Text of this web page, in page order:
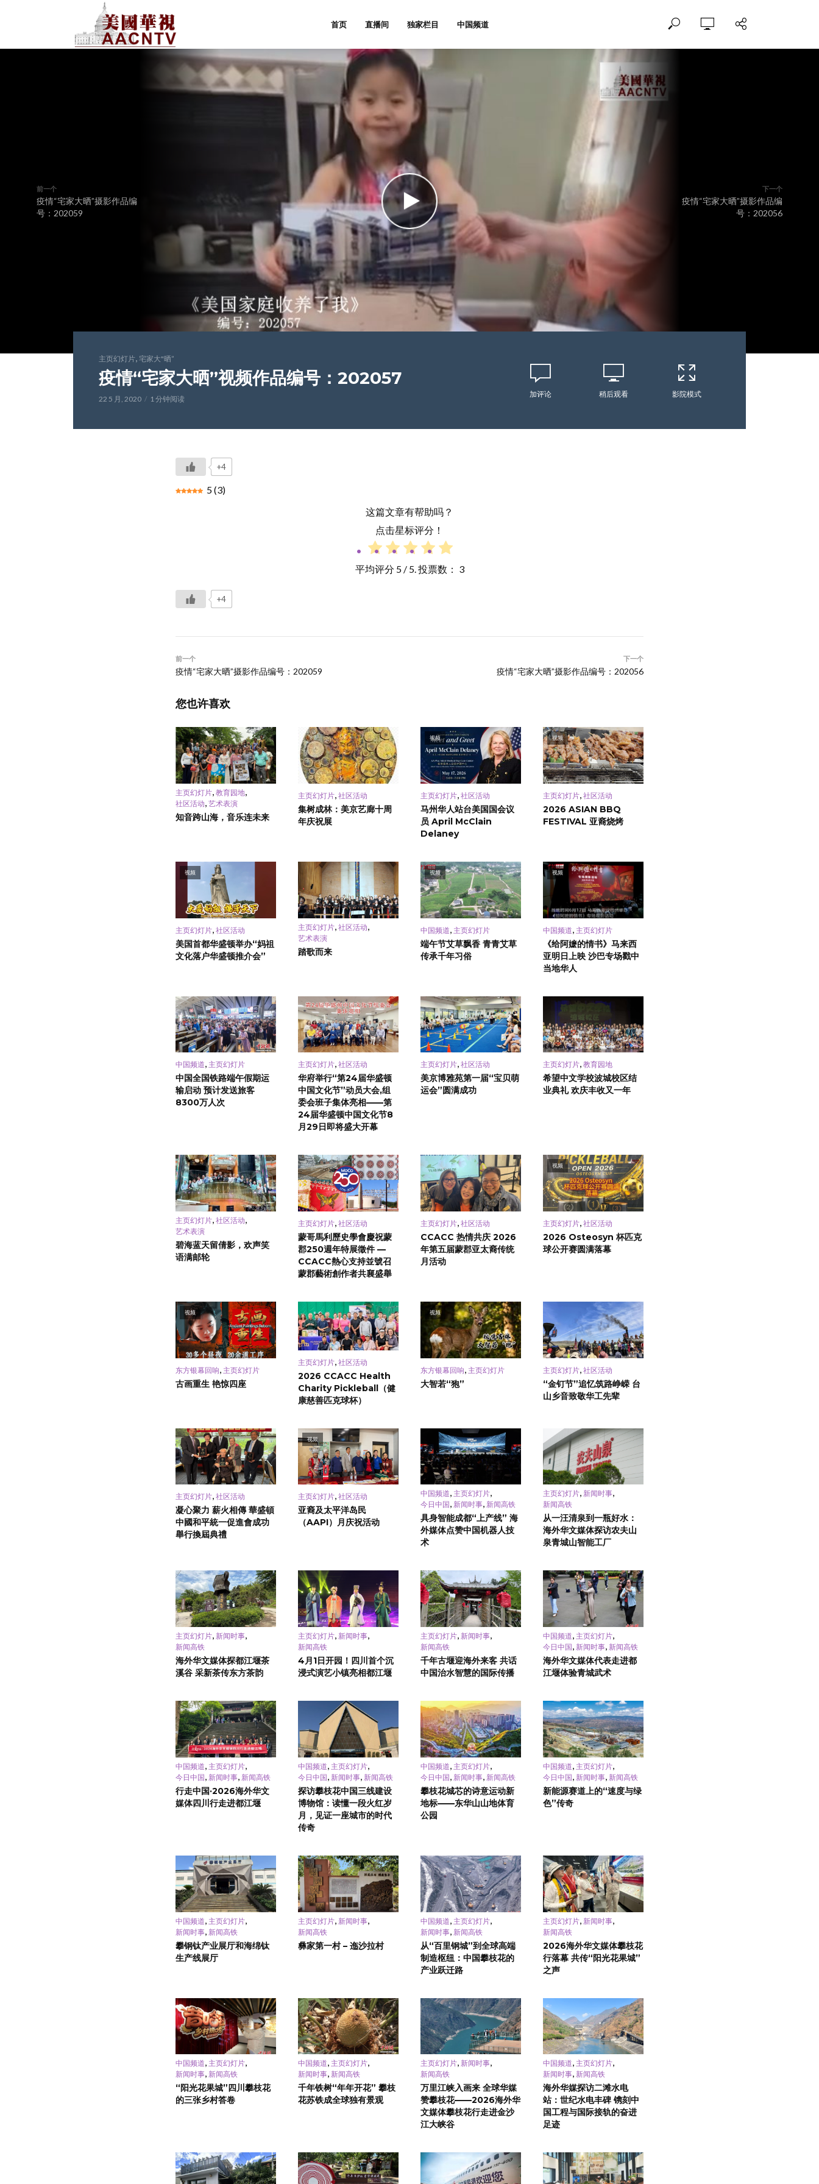
首页 直播间 独家栏目 中国频道
前一个
疫情“宅家大晒”摄影作品编
号：202059
下一个
疫情“宅家大晒”摄影作品编
号：202056
主页幻灯片, 宅家大"晒”
疫情“宅家大晒”视频作品编号：202057
22 5 月, 2020 1 分钟阅读
加评论 稍后观看 影院模式
+4
5(3)
这篇文章有帮助吗？
点击星标评分！
平均评分 5/ 5. 投票数： 3
+4
前一个
疫情“宅家大晒”摄影作品编号：202059
下一个
疫情“宅家大晒”摄影作品编号：202056
您也许喜欢
主页幻灯片 教育园地
社区活动 艺术表演
知音跨山海，音乐连未来
主页幻灯片 社区活动
集树成林：美京艺廊十周
年庆祝展
视频
主页幻灯片 社区活动
马州华人站台美国国会议
员 April McClain
Delaney
视频
主页幻灯片 社区活动
2026 ASIAN BBQ
FESTIVAL 亚裔烧烤
视频
主页幻灯片 社区活动
美国首都华盛顿举办“妈祖
文化落户华盛顿推介会”
主页幻灯片 社区活动
艺术表演
踏歌而来
视频
中国频道 主页幻灯片
端午节艾草飘香 青青艾草
传承千年习俗
视频
中国频道 主页幻灯片
《给阿嬷的情书》马来西
亚明日上映 沙巴专场戳中
当地华人
中国频道, 主页幻灯片
中国全国铁路端午假期运
输启动 预计发送旅客
8300万人次
主页幻灯片, 社区活动
华府举行“第24届华盛顿
中国文化节”动员大会,组
委会班子集体亮相——第
24届华盛顿中国文化节8
月29日即将盛大开幕
主页幻灯片, 社区活动
美京博雅苑第一届“宝贝萌
运会”圆满成功
主页幻灯片, 教育园地
希望中文学校波城校区结
业典礼 欢庆丰收又一年
主页幻灯片, 社区活动,
艺术表演
碧海蓝天留倩影，欢声笑
语满邮轮
主页幻灯片, 社区活动
蒙哥馬利歷史學會慶祝蒙
郡250週年特展徵件 —
CCACC熱心支持並號召
蒙郡藝術創作者共襄盛舉
主页幻灯片, 社区活动
CCACC 热情共庆 2026
年第五届蒙郡亚太裔传统
月活动
视频
主页幻灯片, 社区活动
2026 Osteosyn 杯匹克
球公开赛圆满落幕
视频
东方银幕回响, 主页幻灯片
古画重生 艳惊四座
主页幻灯片 社区活动
2026 CCACC Health
Charity Pickleball（健
康慈善匹克球杯）
视频
东方银幕回响, 主页幻灯片
大智若“狍”
主页幻灯片, 社区活动
“金钉节”追忆筑路峥嵘 台
山乡音致敬华工先辈
主页幻灯片, 社区活动
凝心聚力 薪火相傳 華盛頓
中國和平統一促進會成功
舉行換屆典禮
视频
主页幻灯片, 社区活动
亚裔及太平洋岛民
（AAPI）月庆祝活动
中国频道, 主页幻灯片,
今日中国, 新闻时事, 新闻高铁
具身智能成都“上产线” 海
外媒体点赞中国机器人技
术
主页幻灯片, 新闻时事,
新闻高铁
从一汪清泉到一瓶好水：
海外华文媒体探访农夫山
泉青城山智能工厂
主页幻灯片, 新闻时事,
新闻高铁
海外华文媒体探都江堰茶
溪谷 采新茶传东方茶韵
主页幻灯片, 新闻时事,
新闻高铁
4月1日开园！四川首个沉
浸式演艺小镇亮相都江堰
主页幻灯片, 新闻时事,
新闻高铁
千年古堰迎海外来客 共话
中国治水智慧的国际传播
中国频道, 主页幻灯片,
今日中国, 新闻时事, 新闻高铁
海外华文媒体代表走进都
江堰体验青城武术
中国频道, 主页幻灯片,
今日中国, 新闻时事, 新闻高铁
行走中国·2026海外华文
媒体四川行走进都江堰
中国频道, 主页幻灯片,
今日中国, 新闻时事, 新闻高铁
探访攀枝花中国三线建设
博物馆：读懂一段火红岁
月，见证一座城市的时代
传奇
中国频道, 主页幻灯片,
今日中国, 新闻时事, 新闻高铁
攀枝花城芯的诗意运动新
地标——东华山山地体育
公园
中国频道, 主页幻灯片,
今日中国, 新闻时事, 新闻高铁
新能源赛道上的“速度与绿
色”传奇
中国频道 主页幻灯片
新闻时事 新闻高铁
攀钢钛产业展厅和海绵钛
生产线展厅
主页幻灯片 新闻时事
新闻高铁
彝家第一村 – 迤沙拉村
中国频道 主页幻灯片
新闻时事 新闻高铁
从“百里钢城”到全球高端
制造枢纽：中国攀枝花的
产业跃迁路
主页幻灯片 新闻时事
新闻高铁
2026海外华文媒体攀枝花
行落幕 共传“阳光花果城”
之声
中国频道, 主页幻灯片,
新闻时事, 新闻高铁
“阳光花果城”四川攀枝花
的三张乡村答卷
中国频道, 主页幻灯片,
新闻时事, 新闻高铁
千年铁树“年年开花” 攀枝
花苏铁成全球独有景观
主页幻灯片, 新闻时事,
新闻高铁
万里江峡入画来 全球华媒
赞攀枝花——2026海外华
文媒体攀枝花行走进金沙
江大峡谷
中国频道, 主页幻灯片,
新闻时事, 新闻高铁
海外华媒探访二滩水电
站：世纪水电丰碑 镌刻中
国工程与国际接轨的奋进
足迹